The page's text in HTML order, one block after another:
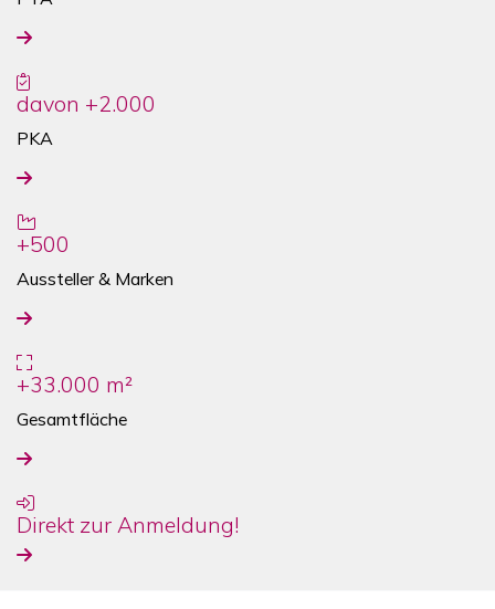
davon +2.000
PKA
+500
Aussteller & Marken
+33.000 m²
Gesamtfläche
Direkt zur Anmeldung!